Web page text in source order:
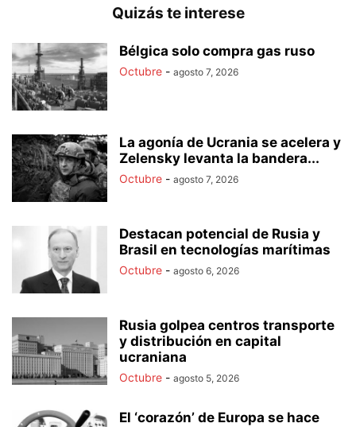
Quizás te interese
Bélgica solo compra gas ruso
Octubre - agosto 7, 2026
La agonía de Ucrania se acelera y
Zelensky levanta la bandera...
Octubre - agosto 7, 2026
Destacan potencial de Rusia y
Brasil en tecnologías marítimas
Octubre - agosto 6, 2026
Rusia golpea centros transporte
y distribución en capital
ucraniana
Octubre - agosto 5, 2026
El ‘corazón’ de Europa se hace